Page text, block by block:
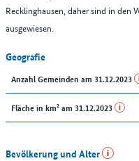
Recklinghausen, daher sind in den
ausgewiesen.
Geografie
Anzahl Gemeinden am 31.12.2023
Fläche in km² am 31.12.2023
Bevölkerung und Alter